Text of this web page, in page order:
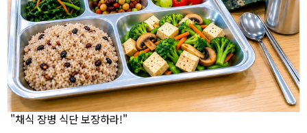
"채식 장병 식단 보장하라!"